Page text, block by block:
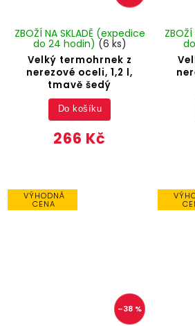
Velký termohrnek z
nerezové oceli, 1,2 l,
tmavě šedý
ZBOŽÍ NA SKLADĚ (expedice
do 24 hodin) (6 ks)
266 Kč
Do košíku
VÝHODNÁ
CENA
–38 %